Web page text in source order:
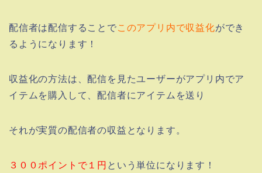
配信者は配信することでこのアプリ内で収益化ができ
るようになります！
収益化の方法は、配信を見たユーザーがアプリ内でア
イテムを購入して、配信者にアイテムを送り
それが実質の配信者の収益となります。
３００ポイントで１円 という単位になります！